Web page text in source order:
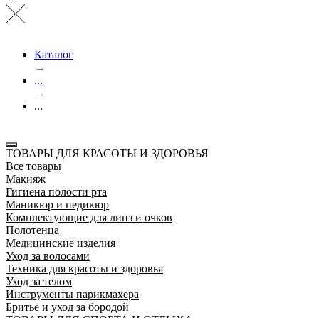
Каталог
→
...
→
...
ТОВАРЫ ДЛЯ КРАСОТЫ И ЗДОРОВЬЯ
Все товары
Макияж
Гигиена полости рта
Маникюр и педикюр
Комплектующие для линз и очков
Полотенца
Медицинские изделия
Уход за волосами
Техника для красоты и здоровья
Уход за телом
Инструменты парикмахера
Бритье и уход за бородой